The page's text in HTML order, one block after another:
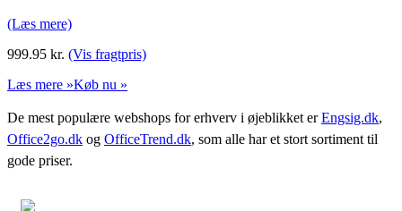
(Læs mere)
999.95 kr. (Vis fragtpris)
Læs mere »Køb nu »
De mest populære webshops for erhverv i øjeblikket erEngsig.dk,
Office2go.dk og OfficeTrend.dk, som alle har et stort sortiment til
gode priser.